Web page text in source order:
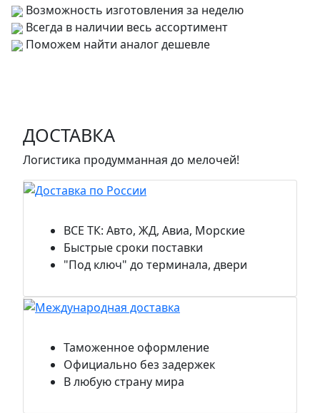
Возможность изготовления за неделю
Всегда в наличии весь ассортимент
Поможем найти аналог дешевле
ДОСТАВКА
Логистика продумманная до мелочей!
Доставка по России
ВСЕ ТК: Авто, ЖД, Авиа, Морские
Быстрые сроки поставки
"Под ключ" до терминала, двери
Международная доставка
Таможенное оформление
Официально без задержек
В любую страну мира